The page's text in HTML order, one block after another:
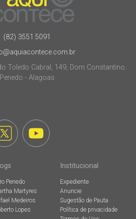
(82) 3551.5091
Toledo Cabral, 149, Dom Constantino.
Penedo - Alagoas
Penedo
Martyres
Medeiros
Lopes
Institucional
Expediente
Anuncie
Sugestão de Pauta
Política de privacidade